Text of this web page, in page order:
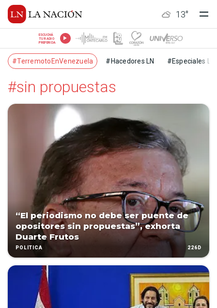
13°
ESCUCHÁ
TU RADIO
PREFERIDA
#TerremotoEnVenezuela #Hacedores LN #Especiales LN
#sin propuestas
“El periodismo no debe ser puente de
opositores sin propuestas”, exhorta
Duarte Frutos
POLÍTICA 226D